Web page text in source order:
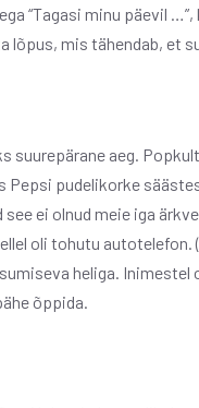
“Tagasi minu päevil
lõpus, mis tähendab, et
suurepärane aeg.
Pepsi pudelikorke
ei olnud meie iga
oli tohutu
heliga. Inimestel
õppida.